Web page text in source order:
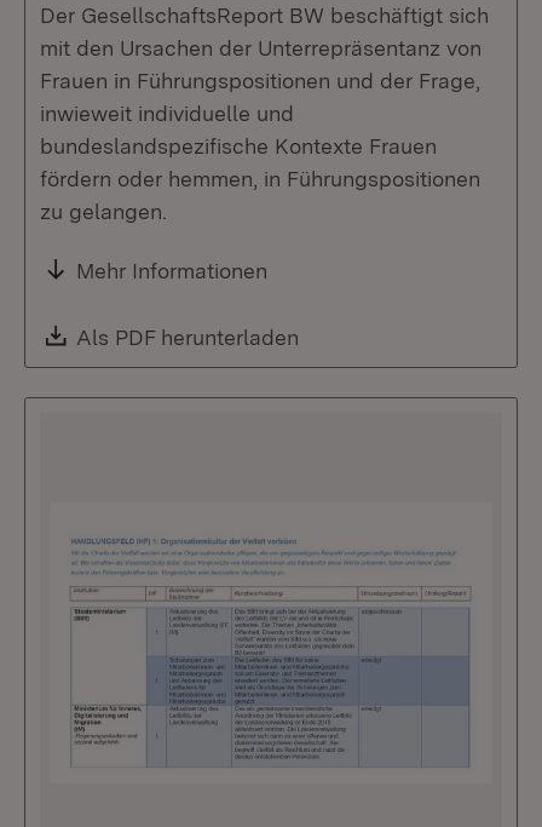
Der GesellschaftsReport BW beschäftigt sich
mit den Ursachen der Unterrepräsentanz von
Frauen in Führungspositionen und der Frage,
inwieweit individuelle und
bundeslandspezifische Kontexte Frauen
fördern oder hemmen, in Führungspositionen
zu gelangen.
Mehr Informationen
Download:
Als PDF herunterladen